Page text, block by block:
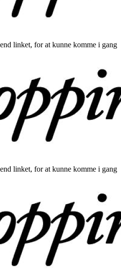
linket, for at kunne komme i gang
linket, for at kunne komme i gang